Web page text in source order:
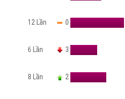
12 Lần 0
6 Lần 3
8 Lần 2